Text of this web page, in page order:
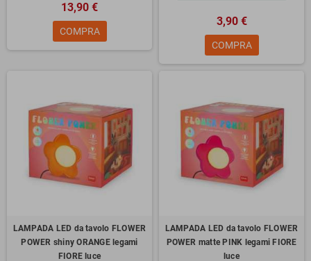
13,90 €
COMPRA
3,90 €
COMPRA
LAMPADA LED da tavolo FLOWER
POWER shiny ORANGE legami
FIORE luce
LAMPADA LED da tavolo FLOWER
POWER matte PINK legami FIORE
luce